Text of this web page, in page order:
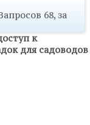
68, за
к
для садоводов